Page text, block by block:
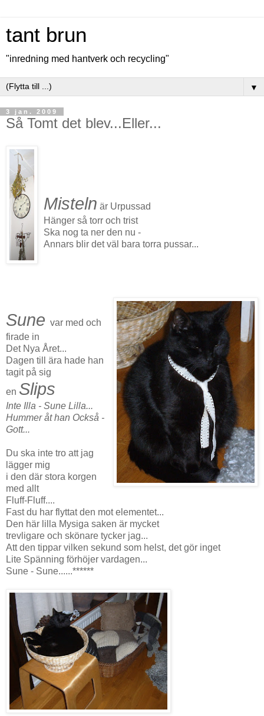
tant brun
"inredning med hantverk och recycling"
▼
3 jan. 2009
Så Tomt det blev...Eller...
Misteln är Urpussad
Hänger så torr och trist
Ska nog ta ner den nu -
Annars blir det väl bara torra pussar...
Sune var med och
firade in
Det Nya Året...
Dagen till ära hade han
tagit på sig
en Slips
Inte Illa - Sune Lilla...
Hummer åt han Också -
Gott...
Du ska inte tro att jag
lägger mig
i den där stora korgen
med allt
Fluff-Fluff....
Fast du har flyttat den mot elementet...
Den här lilla Mysiga saken är mycket
trevligare och skönare tycker jag...
Att den tippar vilken sekund som helst, det gör inget
Lite Spänning förhöjer vardagen...
Sune - Sune......******